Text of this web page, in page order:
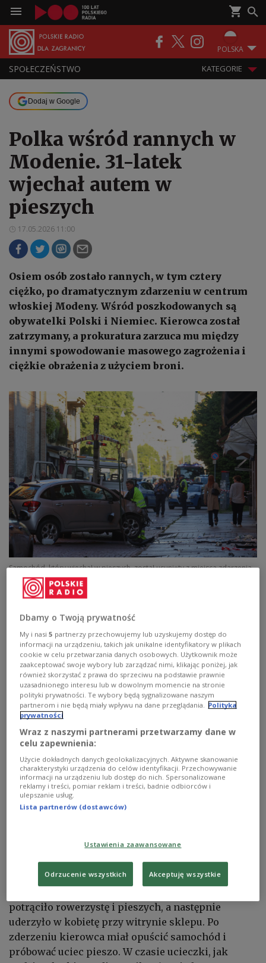
POLSKA
SPOŁECZEŃSTWO KATEGORIE
Dodaj w Google
Polka wśród rannych w
Modenie. 31-latek
wjechał autem w
pieszych
17.05.2026 11:00
Osiem osób zostało rannych, w tym cztery
ciężko, po dramatycznym zdarzeniu w centrum
włoskiej Modeny. Wśród poszkodowanych są
obywatelki Polski i Niemiec. Kierowca został
zatrzymany, a prokuratura zarzuca mu między
innymi spowodowanie masowego zagrożenia i
ciężkie obrażenia z użyciem broni.
Samochód, który wjechał w pieszych, został usunięty z miejsca zdarzenia
po tym, jak kilka osób zostało rannych w centrum Modeny, na północy
Włoch, 16 maja 2026 r.
samym centrumModeny, przy via Emilia Centro, w
rejonie largo Porta Bologna. Według ustaleń
włoskich mediów samochód marki Citroen C3,
prowadzony przez 31-letniego mężczyznę, wjechał z
dużą prędkością w pieszych, a następnie zakończył
jazdę na witrynie sklepu odzieżowego Dallari
Abbigliamento. Na miejscu interweniowały służby
ratunkowe, policja, karabinierzy i śmigłowce
medyczne.
Bilans jest bardzo ciężki. Rannych zostało osiem
osób, w tym cztery poważnie. Włoska prokuratura
podała, że dwie osoby po uderzeniu samochodu
potrąciło rowerzystę i pieszych, a następnie
uderzyło w kobietę przy witrynie sklepu. Po
zderzeniu kierowca miał opuścić samochód i
próbować uciec pieszo. W czasie ucieczki, jak
Dbamy o Twoją prywatność
My i nasi5 partnerzy przechowujemy lub uzyskujemy dostęp do
informacji na urządzeniu, takich jak unikalne identyfikatory w plikach
cookie w celu przetwarzania danych osobowych. Użytkownik może
zaakceptować swoje wybory lub zarządzać nimi, klikając poniżej, jak
również skorzystać z prawa do sprzeciwu na podstawie prawnie
uzasadnionego interesu lub w dowolnym momencie na stronie
polityki prywatności. Te wybory będą sygnalizowane naszym
partnerom i nie będą miały wpływu na dane przeglądania.
Polityka
prywatności
Wraz z naszymi partnerami przetwarzamy dane w
celu zapewnienia:
Użycie dokładnych danych geolokalizacyjnych. Aktywne skanowanie
charakterystyki urządzenia do celów identyfikacji. Przechowywanie
informacji na urządzeniu lub dostęp do nich. Spersonalizowane
reklamy i treści, pomiar reklam i treści, badnie odbiorców i
ulepszanie usług.
Lista partnerów (dostawców)
Ustawienia zaawansowane
Odrzucenie wszystkich Akceptuję wszystkie